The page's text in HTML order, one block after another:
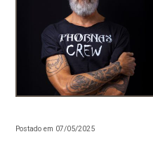
Postado em 07/05/2025